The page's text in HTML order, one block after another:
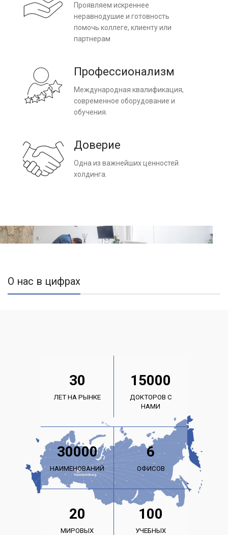
Проявляем искреннее
неравнодушие и готовность
помочь коллеге, клиенту или
партнерам
Профессионализм
Международная квалификация,
современное оборудование и
обучения.
Доверие
Одна из важнейших ценностей
холдинга.
О нас в цифрах
30
ЛЕТ НА РЫНКЕ
15000
ДОКТОРОВ С
НАМИ
30000
НАИМЕНОВАНИЙ
6
ОФИСОВ
20
МИРОВЫХ
100
УЧЕБНЫХ